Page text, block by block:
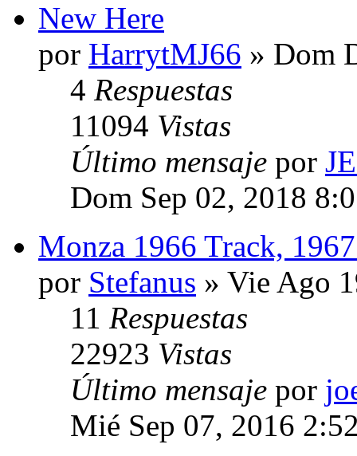
New Here
por HarrytMJ66 » Dom
4 Respuestas
11094 Vistas
Último mensaje por
Dom Sep 02, 2018
Monza 1966 Track,
por Stefanus » Vie Ago
11 Respuestas
22923 Vistas
Último mensaje por
Mié Sep 07, 2016